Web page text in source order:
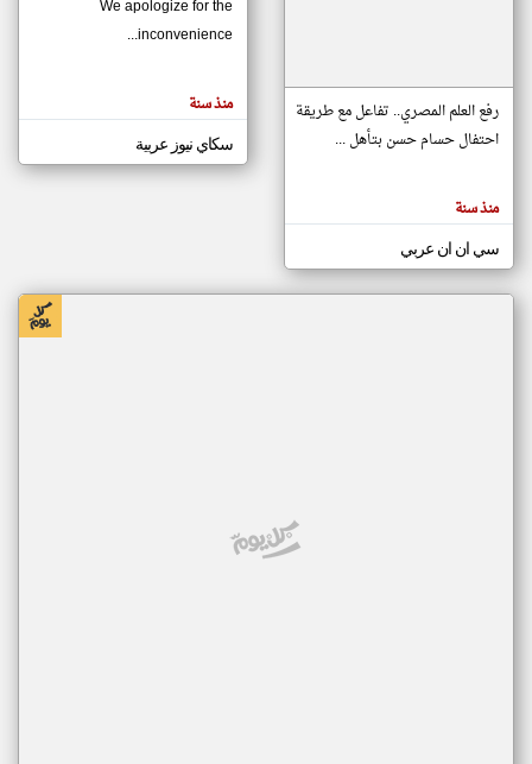
مصادر الأخبار من موريتانيا
اخبار موريتانيا على مدار الساعة
أهم اخبار موريتانيا العاجلة والمباشرة
المقالات
الموجوده
هنا عن
رفع العلم المصري.. تفاعل مع طريقة
احتفال حسام حسن بتأهل ...
منذ سنة
سي ان ان عربي
We apologize for the
inconvenience...
منذ سنة
سكاي نيوز عربية
klyoum.com